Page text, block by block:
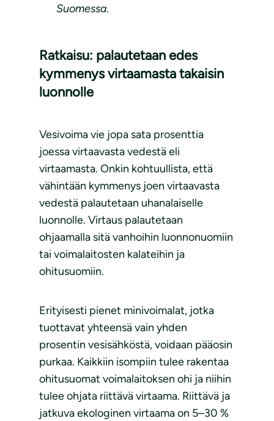
Suomessa.
Ratkaisu: palautetaan edes
kymmenys virtaamasta takaisin
luonnolle
Vesivoima vie jopa sata prosenttia
joessa virtaavasta vedestä eli
virtaamasta. Onkin kohtuullista, että
vähintään kymmenys joen virtaavasta
vedestä palautetaan uhanalaiselle
luonnolle. Virtaus palautetaan
ohjaamalla sitä vanhoihin luonnon­uomiin
tai voimalaitosten kalateihin ja
ohitusuomiin.
Erityisesti pienet minivoimalat, jotka
tuottavat yhteensä vain yhden
prosentin vesisähköstä, voidaan pääosin
purkaa. Kaikkiin isompiin tulee rakentaa
ohitusuomat voimalaitoksen ohi ja niihin
tulee ohjata riittävä virtaama. Riittävä ja
jatkuva ekologinen virtaama on 5–30 %